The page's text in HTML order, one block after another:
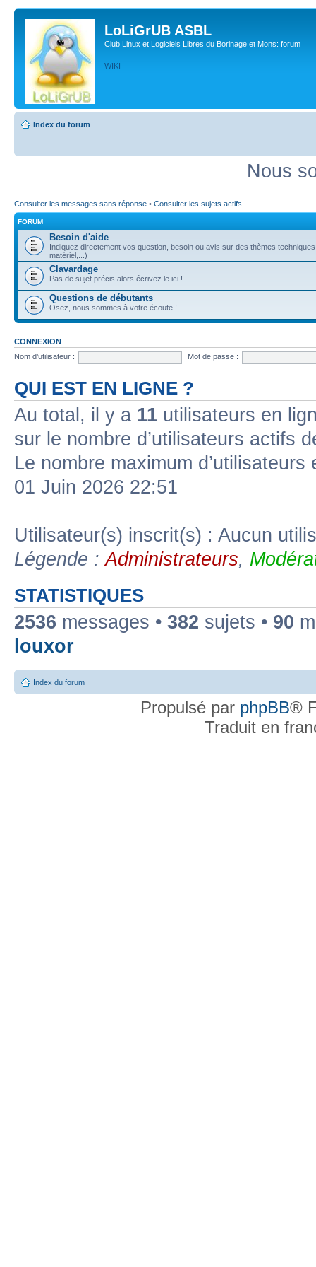
LoLiGrUB ASBL
Club Linux et Logiciels Libres du Borinage et Mons: forum
WIKI
Index du forum
Nous
Consulter les messages sans réponse • Consulter les sujets actifs
FORUM
Besoin d'aide
Indiquez directement vos question, besoin ou avis sur des thèmes
matériel,...)
Clavardage
Pas de sujet précis alors écrivez le ici !
Questions de débutants
Osez, nous sommes à votre écoute !
CONNEXION
Nom d’utilisateur :
Mot de passe :
QUI EST EN LIGNE ?
Au total, il y a 11 utilisateurs en
sur le nombre d’utilisateurs actifs
Le nombre maximum
01 Juin 2026 22:51
Utilisateur(s) inscrit(s) : Aucun
Légende :Administrateurs,
STATISTIQUES
2536 messages • 382 sujets • 90
louxor
Index du forum
Propulsé par phpBB®
Traduit en